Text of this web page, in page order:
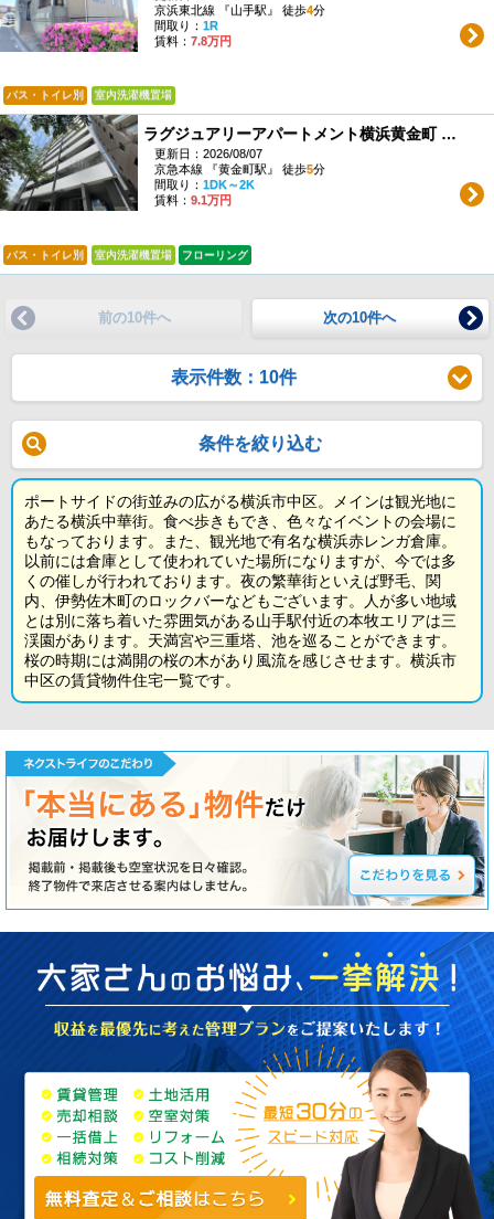
京浜東北線 『山手駅』 徒歩4分
間取り： 1R
賃料： 7.8万円
バス・トイレ別 室内洗濯機置場
ラグジュアリーアパートメント横浜黄金町 (空室
更新日：2026/08/07
京急本線 『黄金町駅』 徒歩5分
間取り： 1DK～2K
賃料： 9.1万円
バス・トイレ別 室内洗濯機置場 フローリング
前の10件へ 次の10件へ
表示件数：10件
条件を絞り込む
ポートサイドの街並みの広がる横浜市中区。メインは観光地に
あたる横浜中華街。食べ歩きもでき、色々なイベントの会場に
もなっております。また、観光地で有名な横浜赤レンガ倉庫。
以前には倉庫として使われていた場所になりますが、今では多
くの催しが行われております。夜の繁華街といえば野毛、関
内、伊勢佐木町のロックバーなどもございます。人が多い地域
とは別に落ち着いた雰囲気がある山手駅付近の本牧エリアは三
渓園があります。天満宮や三重塔、池を巡ることができます。
桜の時期には満開の桜の木があり風流を感じさせます。横浜市
中区の賃貸物件住宅一覧です。